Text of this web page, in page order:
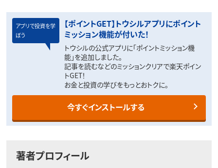
アプリで投資を学
ぼう
【ポイントGET】トウシルアプリにポイント
ミッション機能が付いた！
トウシルの公式アプリに「ポイントミッション機
能」を追加しました。
記事を読むなどのミッションクリアで楽天ポイン
トGET！
お金と投資の学びをもっとおトクに。
今すぐインストールする
著者プロフィール